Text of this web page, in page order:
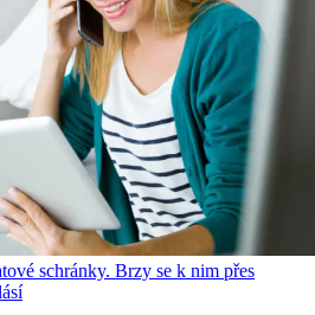
schránky. Brzy se k nim přes